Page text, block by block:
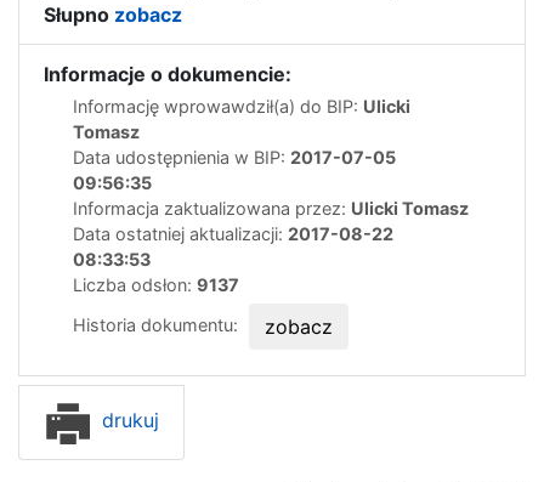
Słupno zobacz
Informacje o dokumencie:
Informację wprowawdził(a) do BIP: Ulicki
Tomasz
Data udostępnienia w BIP: 2017-07-05
09:56:35
Informacja zaktualizowana przez: Ulicki Tomasz
Data ostatniej aktualizacji: 2017-08-22
08:33:53
Liczba odsłon: 9137
Historia dokumentu:
zobacz
drukuj